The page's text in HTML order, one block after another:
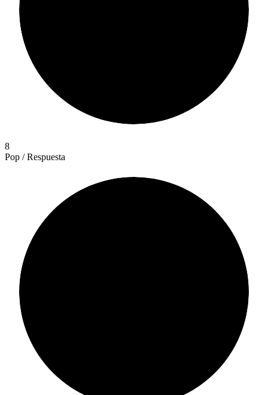
8
Pop / Respuesta